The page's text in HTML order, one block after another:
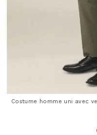
Costume homme uni avec